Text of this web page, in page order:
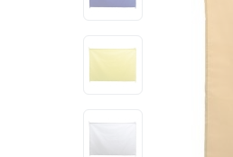
View larger image
View larger image